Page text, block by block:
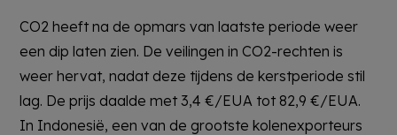
CO2 heeft na de opmars van laatste periode weer
een dip laten zien. De veilingen in CO2-rechten is
weer hervat, nadat deze tijdens de kerstperiode stil
lag. De prijs daalde met 3,4 €/EUA tot 82,9 €/EUA.
In Indonesië, een van de grootste kolenexporteurs